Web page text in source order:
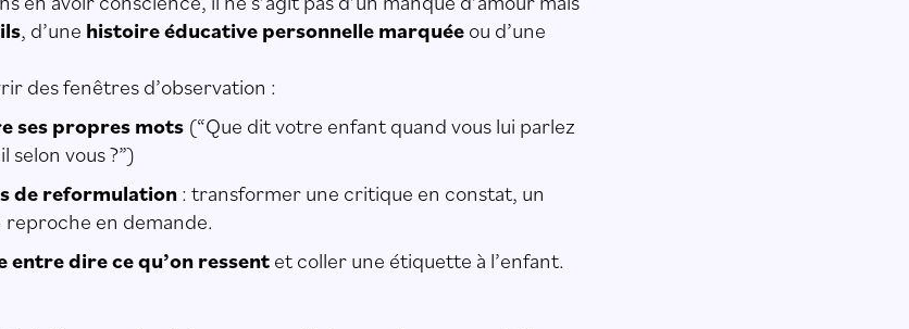
, d’une histoire éducative personnelle marquéeou d’une
des fenêtres d’observation :
ses propres mots(“Que dit votre enfant quand vous lui parlez
vous ?”)
de reformulation: transformer une critique en constat, un
en demande.
entre dire ce qu’on ressentet coller une étiquette à l’enfant.